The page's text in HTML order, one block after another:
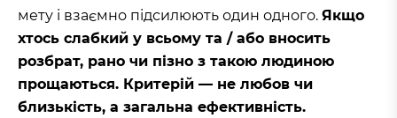
мету і взаємно підсилюють один одного. Якщо
хтось слабкий у всьому та / або вносить
розбрат, рано чи пізно з такою людиною
прощаються. Критерій — не любов чи
близькість, а загальна ефективність.